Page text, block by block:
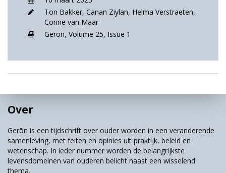
Ton Bakker, Canan Ziylan, Helma Verstraeten,
Corine van Maar
Geron, Volume 25, Issue 1
Over
Gerōn is een tijdschrift over ouder worden in een veranderende
samenleving, met feiten en opinies uit praktijk, beleid en
wetenschap. In ieder nummer worden de belangrijkste
levensdomeinen van ouderen belicht naast een wisselend
thema.